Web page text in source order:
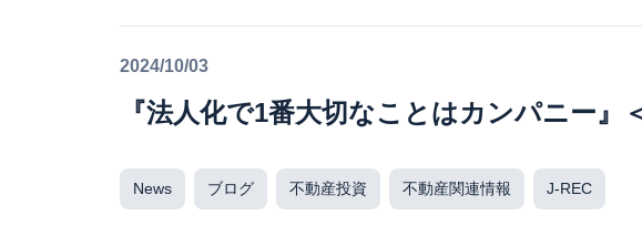
2024/10/03
『法人化で1番大切なことはカンパニー』
News ブログ 不動産投資 不動産関連情報 J-REC